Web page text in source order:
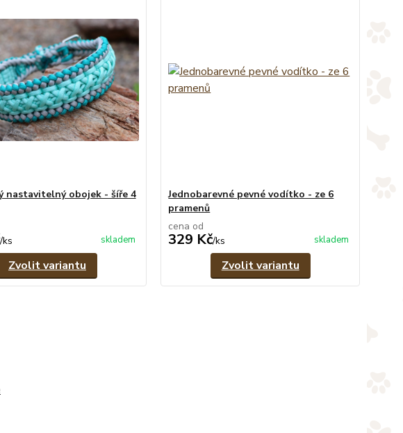
nastavitelný obojek - šíře 4
/ks skladem
Zvolit variantu
Jednobarevné pevné vodítko - ze 6
pramenů
cena od
329 Kč/ks skladem
Zvolit variantu